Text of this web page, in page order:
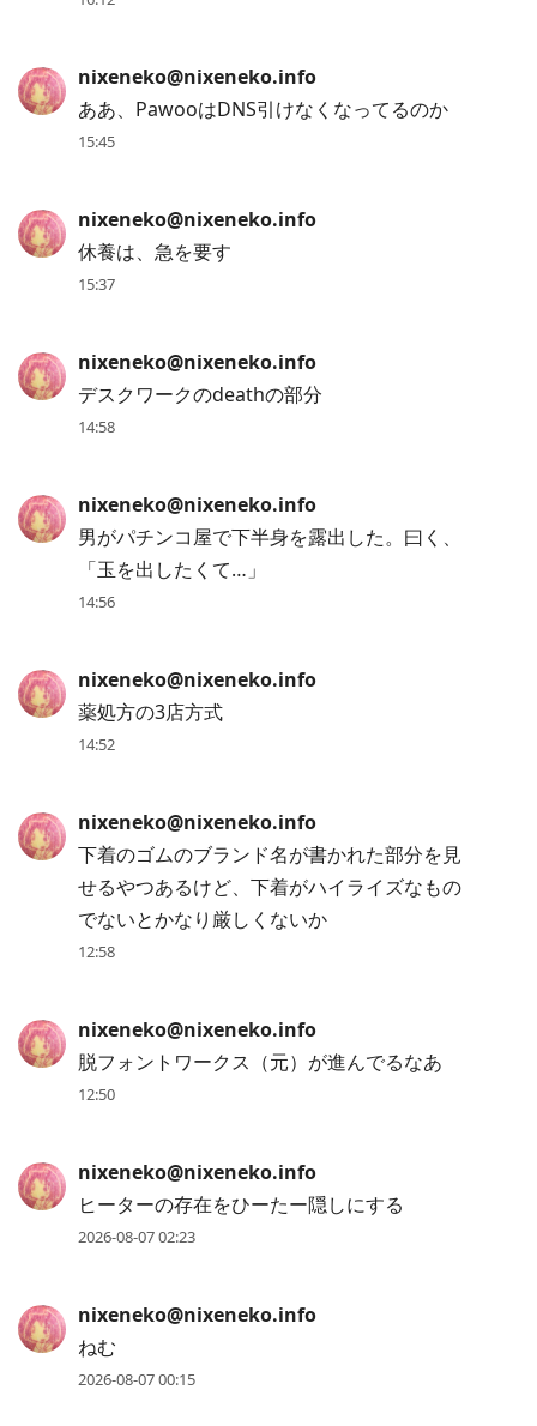
to
view
nixeneko@nixeneko.info
ああ、PawooはDNS引けなくなってるのか
15:45
nixeneko@nixeneko.info
休養は、急を要す
15:37
nixeneko@nixeneko.info
デスクワークのdeathの部分
14:58
nixeneko@nixeneko.info
男がパチンコ屋で下半身を露出した。曰く、
「玉を出したくて…」
14:56
nixeneko@nixeneko.info
薬処方の3店方式
14:52
nixeneko@nixeneko.info
下着のゴムのブランド名が書かれた部分を見
せるやつあるけど、下着がハイライズなもの
でないとかなり厳しくないか
12:58
nixeneko@nixeneko.info
脱フォントワークス（元）が進んでるなあ
12:50
nixeneko@nixeneko.info
ヒーターの存在をひーたー隠しにする
2026-08-07 02:23
nixeneko@nixeneko.info
ねむ
2026-08-07 00:15